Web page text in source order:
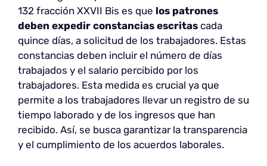
132 fracción XXVII Bis es que los patrones
deben expedir constancias escritas cada
quince días, a solicitud de los trabajadores. Estas
constancias deben incluir el número de días
trabajados y el salario percibido por los
trabajadores. Esta medida es crucial ya que
permite a los trabajadores llevar un registro de su
tiempo laborado y de los ingresos que han
recibido. Así, se busca garantizar la transparencia
y el cumplimiento de los acuerdos laborales.